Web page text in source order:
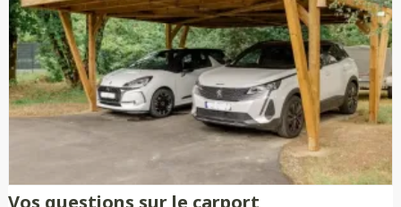
Vos questions sur le carport